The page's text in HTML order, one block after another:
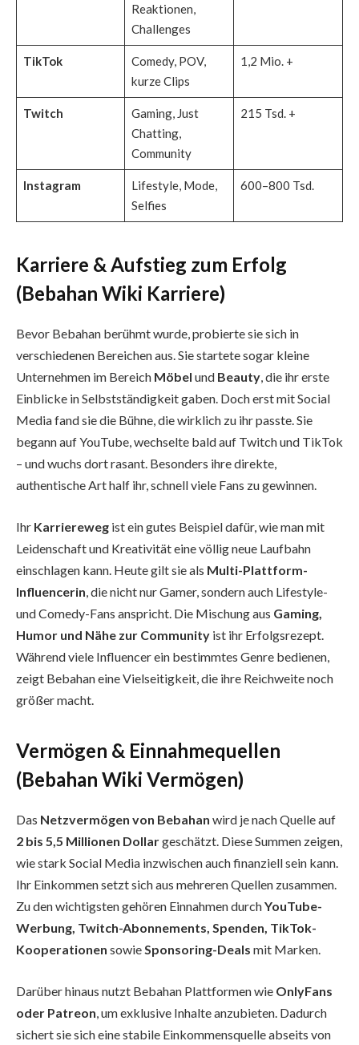
Reaktionen,
Challenges
TikTok
Comedy, POV,
kurze Clips
1,2 Mio. +
Twitch
Gaming, Just
Chatting,
Community
215 Tsd. +
Instagram
Lifestyle, Mode,
Selfies
600–800 Tsd.
Karriere & Aufstieg zum Erfolg
(Bebahan Wiki Karriere)
Bevor Bebahan berühmt wurde, probierte sie sich in
verschiedenen Bereichen aus. Sie startete sogar kleine
Unternehmen im Bereich Möbel und Beauty, die ihr erste
Einblicke in Selbstständigkeit gaben. Doch erst mit Social
Media fand sie die Bühne, die wirklich zu ihr passte. Sie
begann auf YouTube, wechselte bald auf Twitch und TikTok
– und wuchs dort rasant. Besonders ihre direkte,
authentische Art half ihr, schnell viele Fans zu gewinnen.
Ihr Karriereweg ist ein gutes Beispiel dafür, wie man mit
Leidenschaft und Kreativität eine völlig neue Laufbahn
einschlagen kann. Heute gilt sie als Multi-Plattform-
Influencerin , die nicht nur Gamer, sondern auch Lifestyle-
und Comedy-Fans anspricht. Die Mischung aus Gaming,
Humor und Nähe zur Community ist ihr Erfolgsrezept.
Während viele Influencer ein bestimmtes Genre bedienen,
zeigt Bebahan eine Vielseitigkeit, die ihre Reichweite noch
größer macht.
Vermögen & Einnahmequellen
(Bebahan Wiki Vermögen)
Das Netzvermögen von Bebahan wird je nach Quelle auf
2 bis 5,5 Millionen Dollargeschätzt. Diese Summen zeigen,
wie stark Social Media inzwischen auch finanziell sein kann.
Ihr Einkommen setzt sich aus mehreren Quellen zusammen.
Zu den wichtigsten gehören Einnahmen durchYouTube-
Werbung, Twitch-Abonnements, Spenden, TikTok-
Kooperationen sowieSponsoring-Deals mit Marken.
Darüber hinaus nutzt Bebahan Plattformen wie OnlyFans
oder Patreon , um exklusive Inhalte anzubieten. Dadurch
sichert sie sich eine stabile Einkommensquelle abseits von